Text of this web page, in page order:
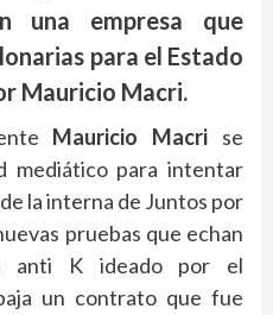
una empresa que
para el Estado
Mauricio Macri.
Mauricio Macri se
mediático para intentar
la interna de Juntos por
pruebas que echan
anti K ideado por el
un contrato que fue